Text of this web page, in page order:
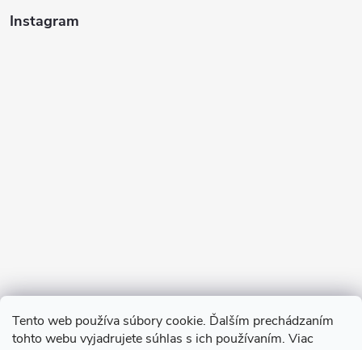
Tento web používa súbory cookie. Ďalším prechádzaním
tohto webu vyjadrujete súhlas s ich používaním. Viac
Instagram
Sledovať na Instagrame